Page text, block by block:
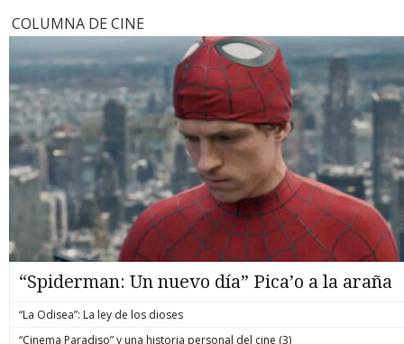
COLUMNA DE CINE
“Spiderman: Un nuevo día” Pica’o a la araña
“La Odisea”: La ley de los dioses
“Cinema Paradiso” y una historia personal del cine (3)